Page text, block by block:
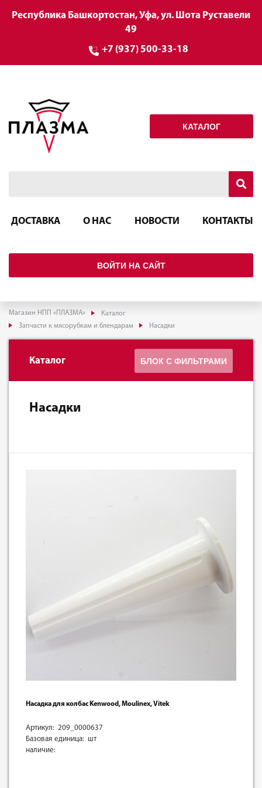
Республика Башкортостан, Уфа, ул. Шота Руставели
49
+7 (937) 500-33-18
КАТАЛОГ
ДОСТАВКА О НАС НОВОСТИ КОНТАКТЫ
ВОЙТИ НА САЙТ
Магазин НПП «ПЛАЗМА»
Каталог
Запчасти к мясорубкам и блендарам
Насадки
Каталог БЛОК С ФИЛЬТРАМИ
Насадки
Насадка для колбас Kenwood, Moulinex, Vitek
Артикул: 209_0000637
Базовая единица: шт
наличие: